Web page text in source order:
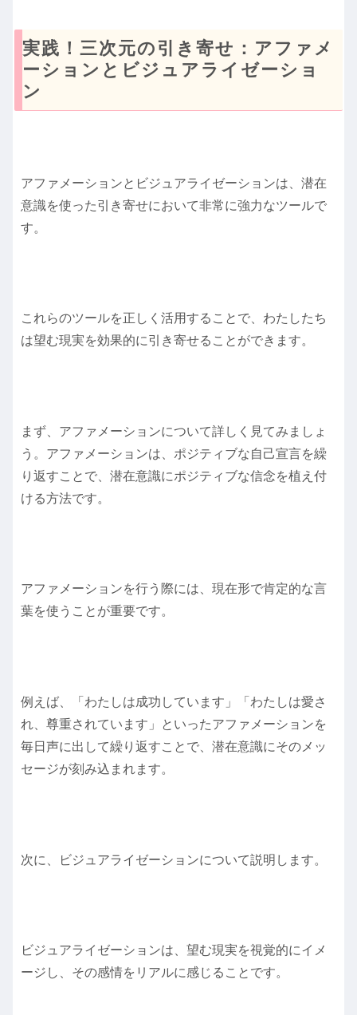
実践！三次元の引き寄せ：アファメ
ーションとビジュアライゼーショ
ン
アファメーションとビジュアライゼーションは、潜在
意識を使った引き寄せにおいて非常に強力なツールで
す。
これらのツールを正しく活用することで、わたしたち
は望む現実を効果的に引き寄せることができます。
まず、アファメーションについて詳しく見てみましょ
う。アファメーションは、ポジティブな自己宣言を繰
り返すことで、潜在意識にポジティブな信念を植え付
ける方法です。
アファメーションを行う際には、現在形で肯定的な言
葉を使うことが重要です。
例えば、「わたしは成功しています」「わたしは愛さ
れ、尊重されています」といったアファメーションを
毎日声に出して繰り返すことで、潜在意識にそのメッ
セージが刻み込まれます。
次に、ビジュアライゼーションについて説明します。
ビジュアライゼーションは、望む現実を視覚的にイメ
ージし、その感情をリアルに感じることです。